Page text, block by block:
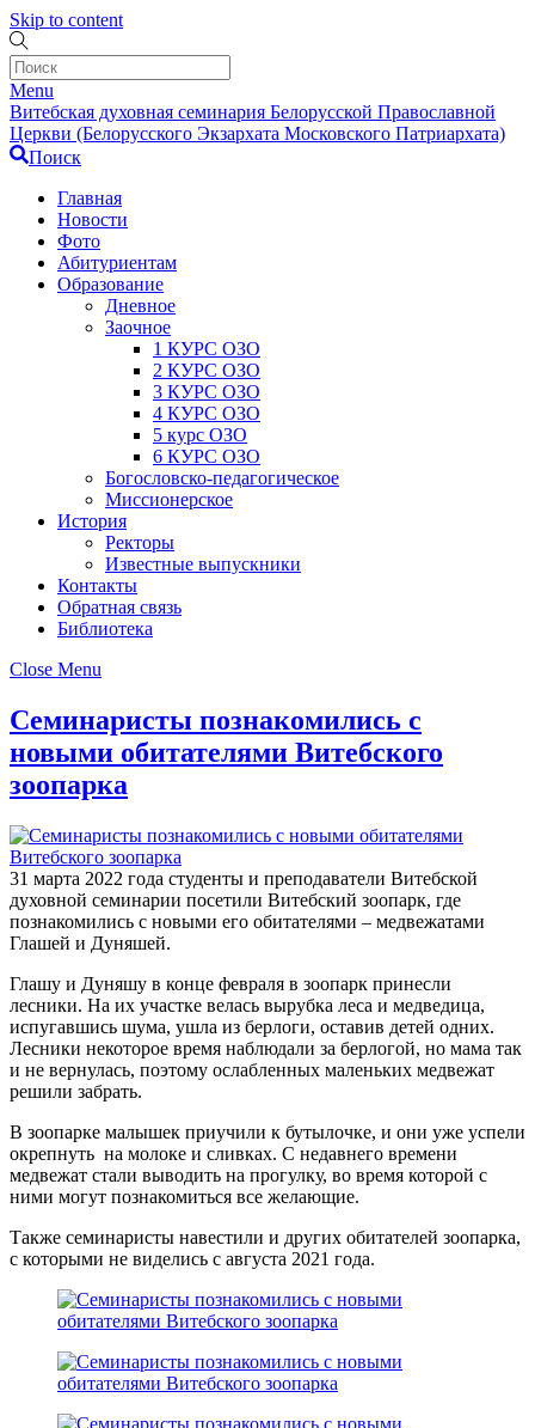
Skip to content
Menu
Витебская духовная семинария Белорусской Православной
Церкви (Белорусского Экзархата Московского Патриархата)
Поиск
Главная
Новости
Фото
Абитуриентам
Образование
Дневное
Заочное
1 КУРС ОЗО
2 КУРС ОЗО
3 КУРС ОЗО
4 КУРС ОЗО
5 курс ОЗО
6 КУРС ОЗО
Богословско-педагогическое
Миссионерское
История
Ректоры
Известные выпускники
Контакты
Обратная связь
Библиотека
Close Menu
Семинаристы познакомились с
новыми обитателями Витебского
зоопарка
31 марта 2022 года студенты и преподаватели Витебской
духовной семинарии посетили Витебский зоопарк, где
познакомились с новыми его обитателями – медвежатами
Глашей и Дуняшей.
Глашу и Дуняшу в конце февраля в зоопарк принесли
лесники. На их участке велась вырубка леса и медведица,
испугавшись шума, ушла из берлоги, оставив детей одних.
Лесники некоторое время наблюдали за берлогой, но мама так
и не вернулась, поэтому ослабленных маленьких медвежат
решили забрать.
В зоопарке малышек приучили к бутылочке, и они уже успели
окрепнуть на молоке и сливках. С недавнего времени
медвежат стали выводить на прогулку, во время которой с
ними могут познакомиться все желающие.
Также семинаристы навестили и других обитателей зоопарка,
с которыми не виделись с августа 2021 года.